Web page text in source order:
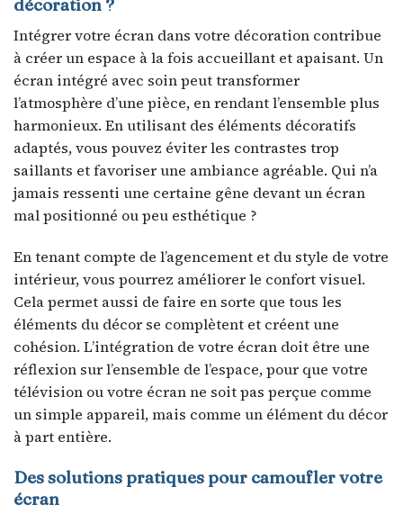
décoration ?
Intégrer votre écran dans votre décoration contribue
à créer un espace à la fois accueillant et apaisant. Un
écran intégré avec soin peut transformer
l’atmosphère d’une pièce, en rendant l’ensemble plus
harmonieux. En utilisant des éléments décoratifs
adaptés, vous pouvez éviter les contrastes trop
saillants et favoriser une ambiance agréable. Qui n’a
jamais ressenti une certaine gêne devant un écran
mal positionné ou peu esthétique ?
En tenant compte de l’agencement et du style de votre
intérieur, vous pourrez améliorer le confort visuel.
Cela permet aussi de faire en sorte que tous les
éléments du décor se complètent et créent une
cohésion. L’intégration de votre écran doit être une
réflexion sur l’ensemble de l’espace, pour que votre
télévision ou votre écran ne soit pas perçue comme
un simple appareil, mais comme un élément du décor
à part entière.
Des solutions pratiques pour camoufler votre
écran